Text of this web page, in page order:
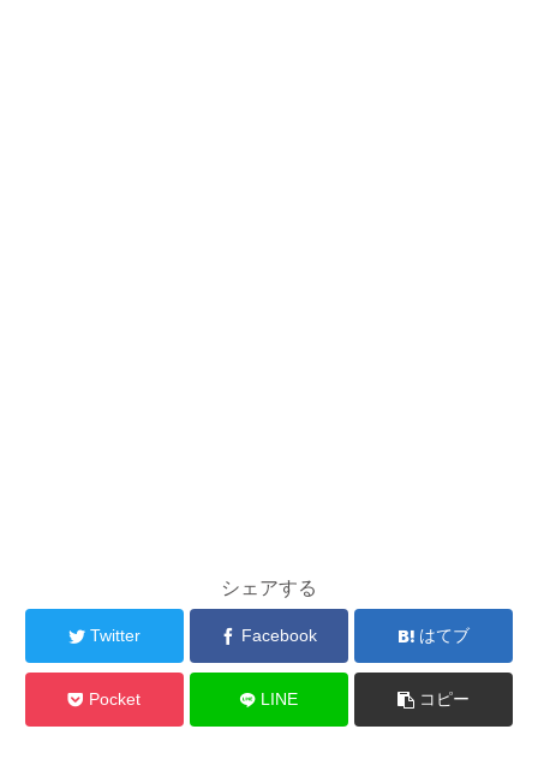
シェアする
Twitter Facebook はてブ
Pocket LINE コピー